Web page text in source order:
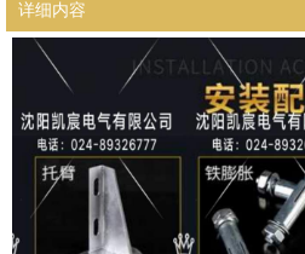
详细内容